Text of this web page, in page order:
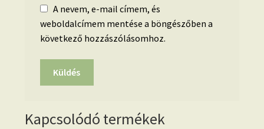
A nevem, e-mail címem, és
weboldalcímem mentése a böngészőben a
következő hozzászólásomhoz.
Kapcsolódó termékek